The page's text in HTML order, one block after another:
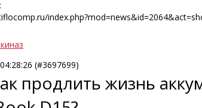
(#3697699)
продлить жизнь